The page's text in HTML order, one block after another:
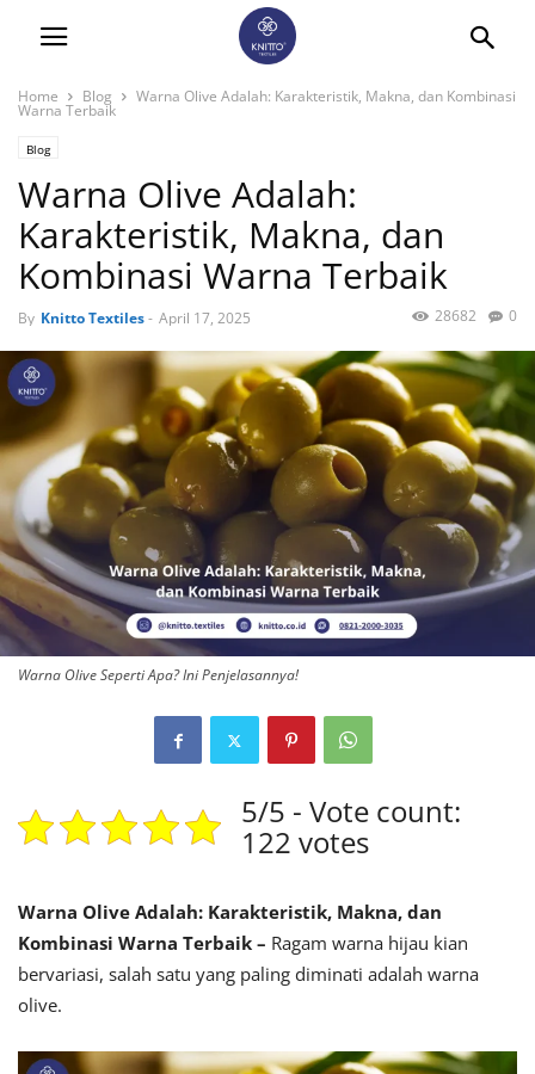
Home Blog Warna Olive Adalah: Karakteristik, Makna, dan Kombinasi
Warna Terbaik
Blog
Warna Olive Adalah:
Karakteristik, Makna, dan
Kombinasi Warna Terbaik
By Knitto Textiles- April 17, 2025 0
28682
Warna Olive Seperti Apa? Ini Penjelasannya!
5/5 - Vote count:
122 votes
Warna Olive Adalah: Karakteristik, Makna, dan
Kombinasi Warna Terbaik – Ragam warna hijau kian
bervariasi, salah satu yang paling diminati adalah warna
olive.